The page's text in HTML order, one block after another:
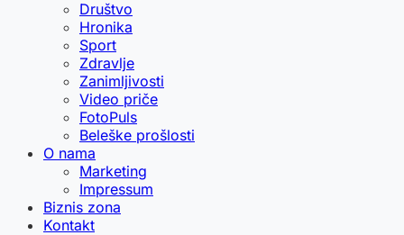
Društvo
Hronika
Sport
Zdravlje
Zanimljivosti
Video priče
FotoPuls
Beleške prošlosti
O nama
Marketing
Impressum
Biznis zona
Kontakt